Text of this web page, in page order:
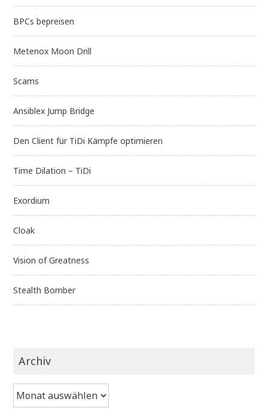
BPCs bepreisen
Metenox Moon Drill
Scams
Ansiblex Jump Bridge
Den Client für TiDi Kämpfe optimieren
Time Dilation – TiDi
Exordium
Cloak
Vision of Greatness
Stealth Bomber
Archiv